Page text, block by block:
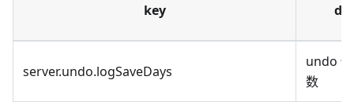
key
server.undo.logSaveDays
undo
数